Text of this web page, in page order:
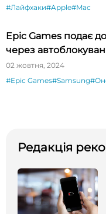
#Лайфхаки#Apple#Mac
Epic Games подає
через
02 жовтня, 2024
#Epic Games#Samsung
Редакція